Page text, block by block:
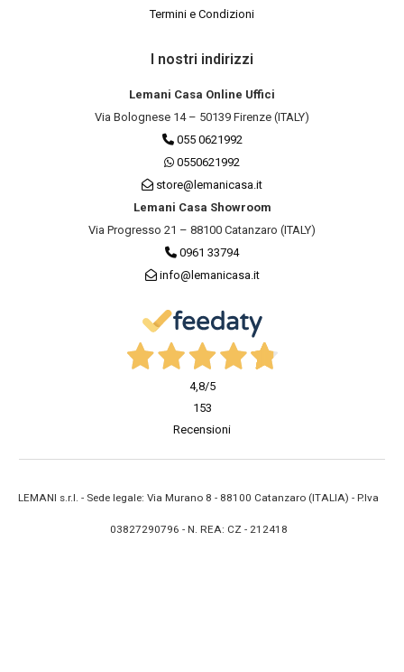
Termini e Condizioni
I nostri indirizzi
Lemani Casa Online Uffici
Via Bolognese 14 – 50139 Firenze (ITALY)
055 0621992
0550621992
store@lemanicasa.it
Lemani Casa Showroom
Via Progresso 21 – 88100 Catanzaro (ITALY)
0961 33794
info@lemanicasa.it
4,8/5
153
Recensioni
LEMANI s.r.l. - Sede legale: Via Murano 8 - 88100 Catanzaro (ITALIA) - P.Iva
03827290796 - N. REA: CZ - 212418